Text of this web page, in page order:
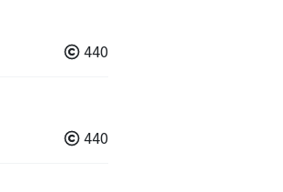
440
440